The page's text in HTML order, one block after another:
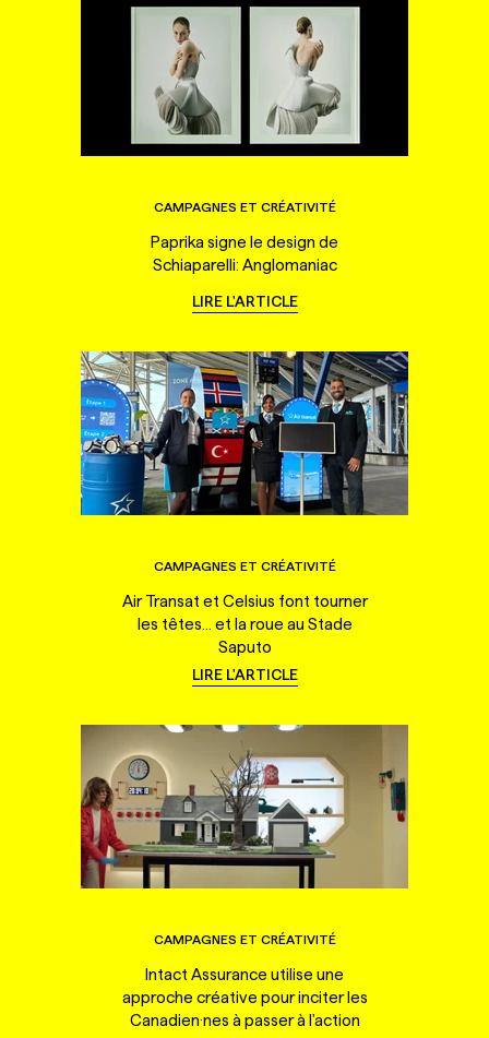
CAMPAGNES ET CRÉATIVITÉ
Paprika signe le design de
Schiaparelli: Anglomaniac
LIRE L'ARTICLE
CAMPAGNES ET CRÉATIVITÉ
Air Transat et Celsius font tourner
les têtes... et la roue au Stade
Saputo
LIRE L'ARTICLE
CAMPAGNES ET CRÉATIVITÉ
Intact Assurance utilise une
approche créative pour inciter les
Canadien·nes à passer à l'action